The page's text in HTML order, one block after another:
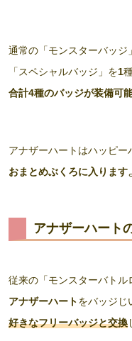
通常の「モンスターバッジ
「スペシャルバッジ」を1
合計4種のバッジが装備可
アナザーハートはハッピー
おまとめぶくろに入ります
アナザーハート
従来の「モンスターバトル
アナザーハートをバッジじ
好きなフリーバッジと交換